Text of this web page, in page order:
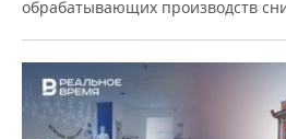
обрабатывающих производств